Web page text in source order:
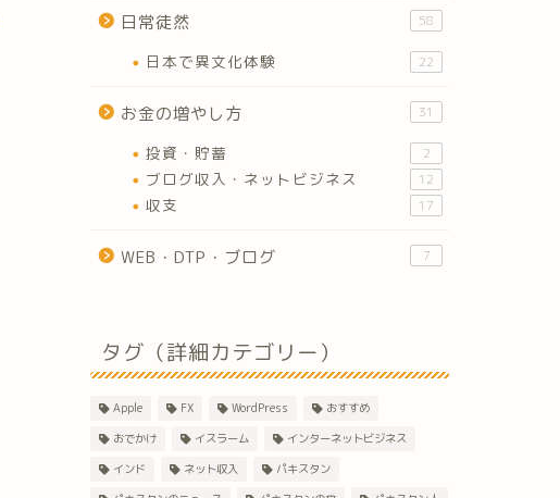
日常徒然 58
日本で異文化体験 22
お金の増やし方 31
投資・貯蓄 2
ブログ収入・ネットビジネス 12
収支 17
WEB・DTP・ブログ 7
タグ（詳細カテゴリー）
Apple FX WordPress
おすすめ
おでかけ
イスラーム
インターネットビジネス
インド
ネット収入
パキスタン